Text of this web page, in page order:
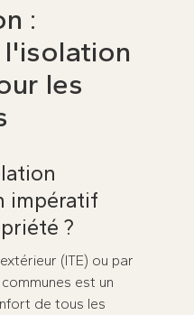
:
les
impératif
?
(ITE) ou par
est un
de tous les